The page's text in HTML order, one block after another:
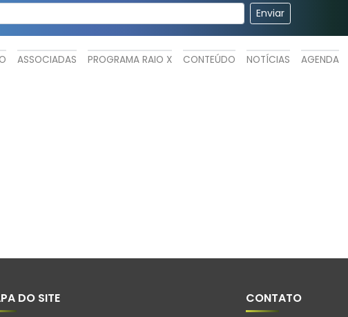
ASSOCIADAS PROGRAMA RAIO X CONTEÚDO NOTÍCIAS AGENDA
DO SITE CONTATO